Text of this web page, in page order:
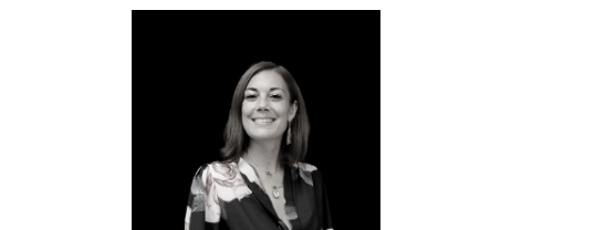
Chloé ROUEAU
Membre fondatrice, présidente et
thérapeute